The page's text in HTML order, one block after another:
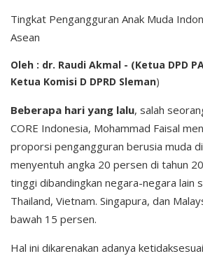
Tingkat Pengangguran Anak Muda
Asean
Oleh : dr. Raudi Akmal - (Ketua DPD
Ketua Komisi D DPRD Sleman)
Beberapa hari yang lalu, salah
CORE Indonesia, Mohammad Faisal
proporsi pengangguran berusia muda
menyentuh angka 20 persen di tahun
tinggi dibandingkan negara-negara lain
Thailand, Vietnam. Singapura, dan
bawah 15 persen.
Hal ini dikarenakan adanya